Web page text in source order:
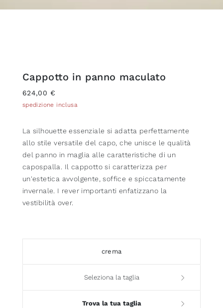
Cappotto in panno maculato
624,00 €
spedizione inclusa
La silhouette essenziale si adatta perfettamente
allo stile versatile del capo, che unisce le qualità
del panno in maglia alle caratteristiche di un
capospalla. Il cappotto si caratterizza per
un'estetica avvolgente, soffice e spiccatamente
invernale. I rever importanti enfatizzano la
vestibilità over.
crema
Seleziona la taglia
Trova la tua taglia